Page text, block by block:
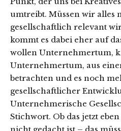
umtreibt. Müssen wir alles
gesellschaftlich relevant
kommt es dabei eher auf
wollen Unternehmertum,
Unternehmertum, aus
betrachten und es noch
gesellschaftlicher
Unternehmerische
Stichwort. Ob das jetzt